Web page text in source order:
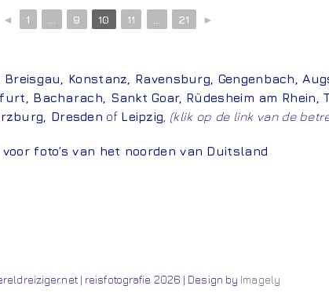
◄ 1 9 10 11 21 ►
Breisgau Konstanz Ravensburg Gengenbach ,
Bacharach Sankt Goar, Rüdesheim am Rhein ,
Dresden of Leipzig (klik op de link van de
voor foto’s van het noorden van Duitsland
| reisfotografie 2026 | Design by Imagely